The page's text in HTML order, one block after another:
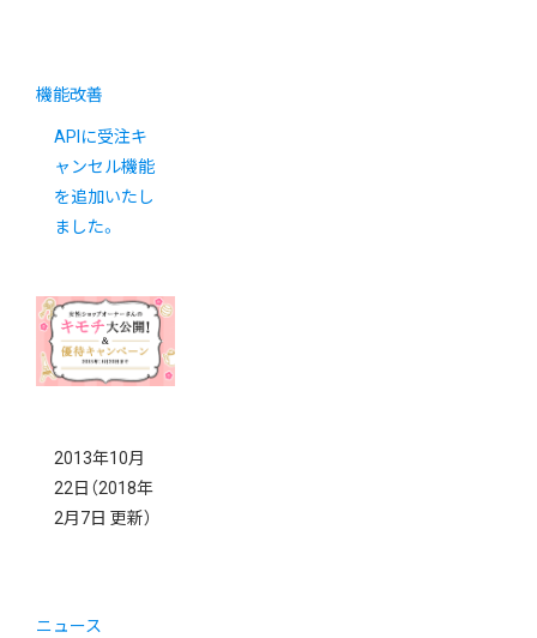
機能改善
APIに受注キ
ャンセル機能
を追加いたし
ました。
2013年10月
22日 （2018年
2月7日 更新）
ニュース